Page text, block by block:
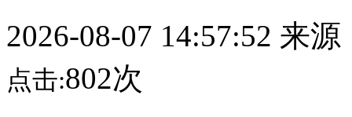
2026-08-07 14:57:52 来源
点击:802次